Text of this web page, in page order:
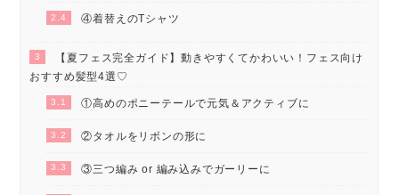
2.4 ④着替えのTシャツ
3
【夏フェス完全ガイド】動きやすくてかわいい！フェス向け
おすすめ髪型4選♡
3.1 ①高めのポニーテールで元気＆アクティブに
3.2 ②タオルをリボンの形に
3.3 ③三つ編み or 編み込みでガーリーに